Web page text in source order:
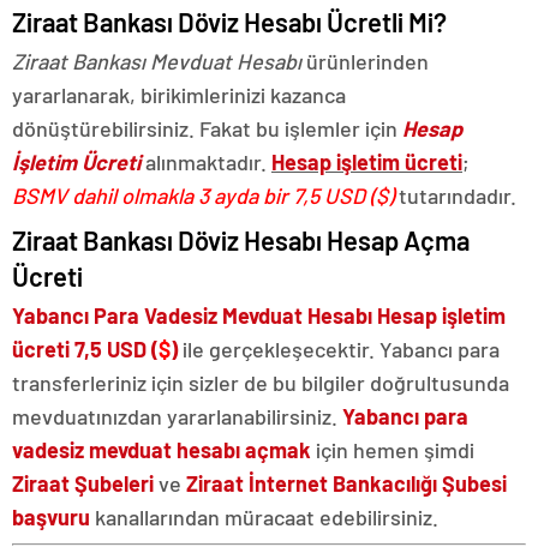
Ziraat Bankası Döviz Hesabı Ücretli Mi?
Ziraat Bankası Mevduat Hesabıürünlerinden
yararlanarak, birikimlerinizi kazanca
dönüştürebilirsiniz. Fakat bu işlemler için Hesap
İşletim Ücretialınmaktadır. Hesap işletim ücreti;
BSMV dahil olmakla 3 ayda bir 7,5 USD ($)tutarındadır.
Ziraat Bankası Döviz Hesabı Hesap Açma
Ücreti
Yabancı Para Vadesiz Mevduat Hesabı Hesap işletim
ücreti 7,5 USD ($)ile gerçekleşecektir. Yabancı para
transferleriniz için sizler de bu bilgiler doğrultusunda
mevduatınızdan yararlanabilirsiniz. Yabancı para
vadesiz mevduat hesabı açmak için hemen şimdi
Ziraat Şubelerive Ziraat İnternet Bankacılığı Şubesi
başvuru kanallarından müracaat edebilirsiniz.